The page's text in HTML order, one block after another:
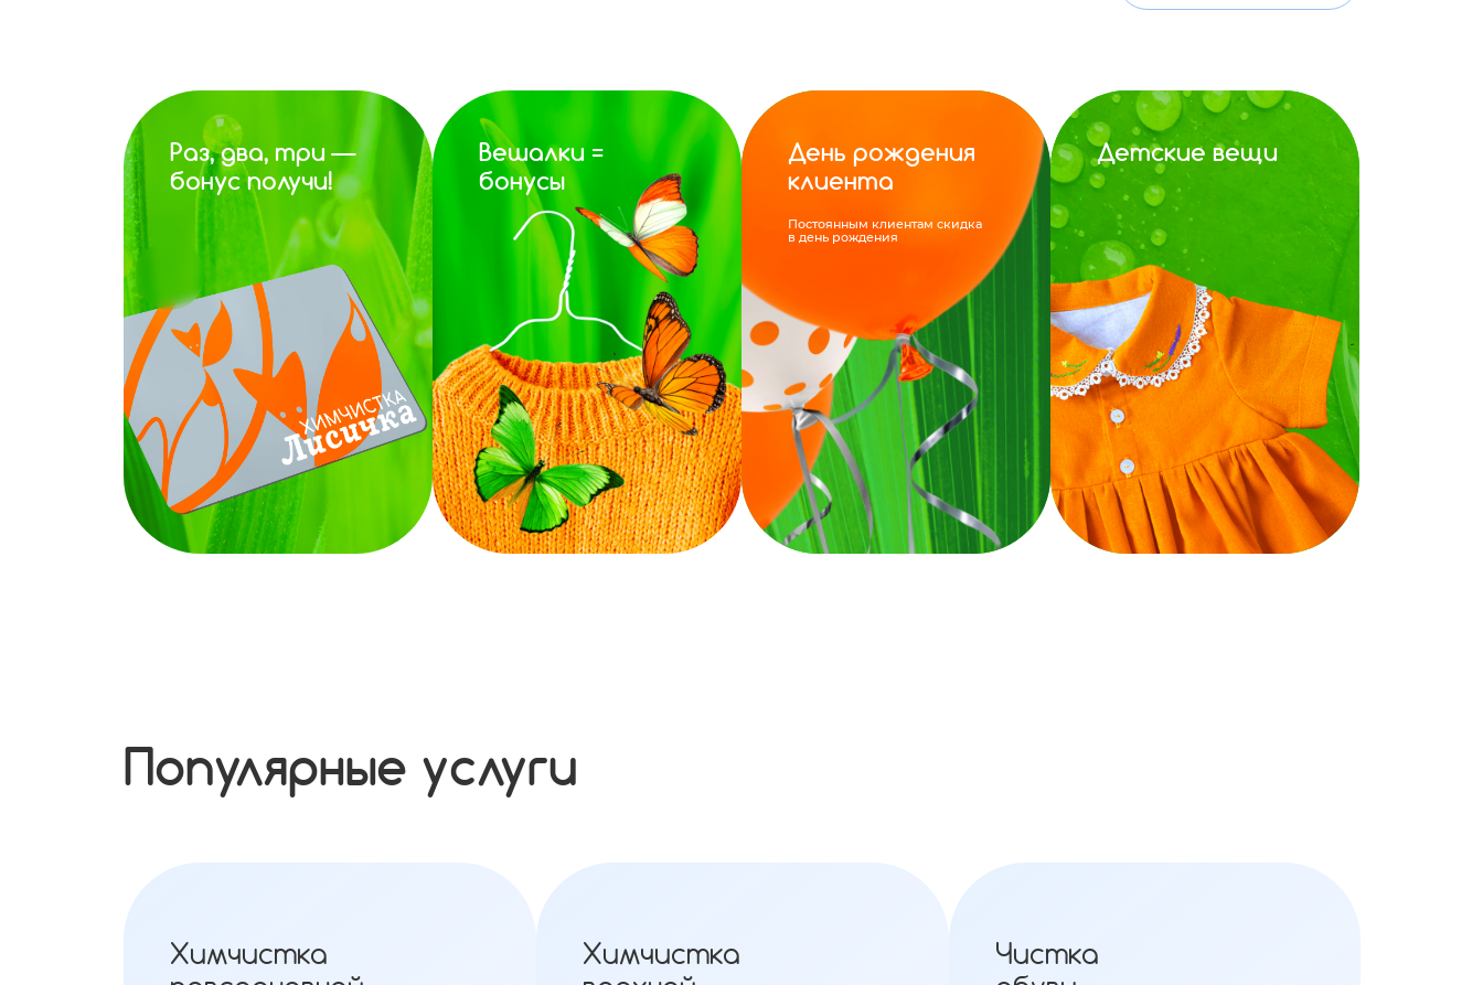
Раз, два, три —
бонус получи!
Вешалки =
бонусы
День рождения
клиента
Постоянным клиентам скидка
в день рождения
Детские вещи
Популярные услуги
Химчистка
Химчистка
Чистка